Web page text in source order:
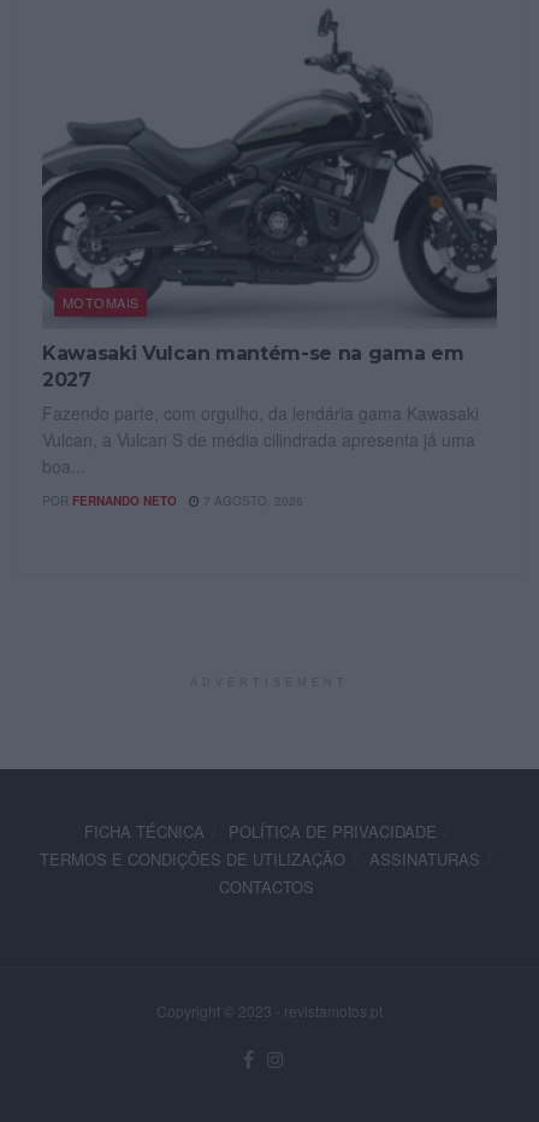
MOTOMAIS
Kawasaki Vulcan mantém-se na gama em
2027
Fazendo parte, com orgulho, da lendária gama Kawasaki
Vulcan, a Vulcan S de média cilindrada apresenta já uma
boa...
POR FERNANDO NETO 7 AGOSTO, 2026
FICHA TÉCNICA
POLÍTICA DE PRIVACIDADE
TERMOS E CONDIÇÕES DE UTILIZAÇÃO
ASSINATURAS
CONTACTOS
Copyright © 2023 - revistamotos.pt